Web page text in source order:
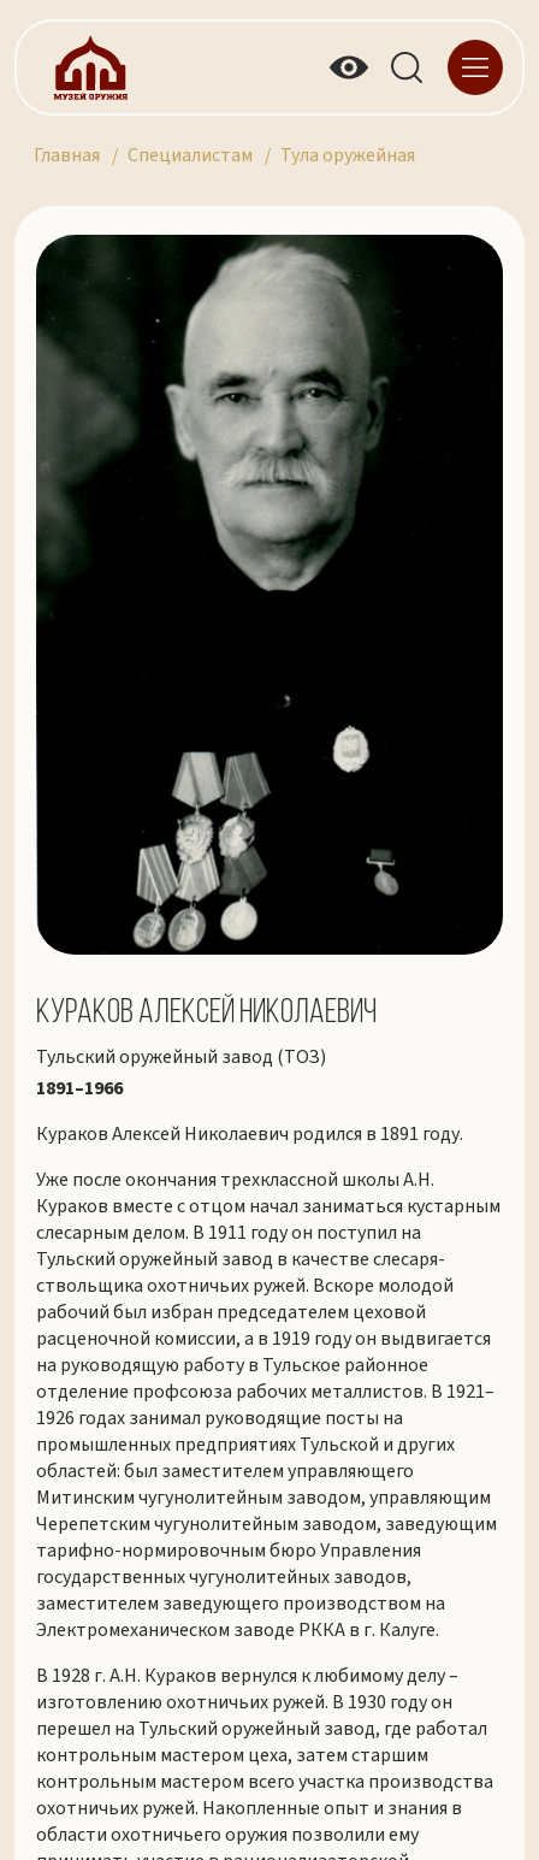
Главная Специалистам Тула оружейная
Кураков Алексей Николаевич
Тульский оружейный завод (ТОЗ)
1891–1966
Кураков Алексей Николаевич родился в 1891 году.
Уже после окончания трехклассной школы А.Н.
Кураков вместе с отцом начал заниматься кустарным
слесарным делом. В 1911 году он поступил на
Тульский оружейный завод в качестве слесаря-
ствольщика охотничьих ружей. Вскоре молодой
рабочий был избран председателем цеховой
расценочной комиссии, а в 1919 году он выдвигается
на руководящую работу в Тульское районное
отделение профсоюза рабочих металлистов. В 1921–
1926 годах занимал руководящие посты на
промышленных предприятиях Тульской и других
областей: был заместителем управляющего
Митинским чугунолитейным заводом, управляющим
Черепетским чугунолитейным заводом, заведующим
тарифно-нормировочным бюро Управления
государственных чугунолитейных заводов,
заместителем заведующего производством на
Электромеханическом заводе РККА в г. Калуге.
В 1928 г. А.Н. Кураков вернулся к любимому делу –
изготовлению охотничьих ружей. В 1930 году он
перешел на Тульский оружейный завод, где работал
контрольным мастером цеха, затем старшим
контрольным мастером всего участка производства
охотничьих ружей. Накопленные опыт и знания в
области охотничьего оружия позволили ему